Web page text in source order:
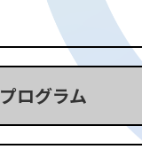
プログラム